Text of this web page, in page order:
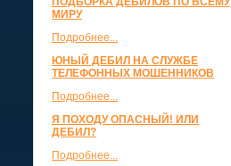
МИРУ
Подробнее...
ЮНЫЙ ДЕБИЛ НА СЛУЖБЕ
ТЕЛЕФОННЫХ МОШЕННИКОВ
Подробнее...
Я ПОХОДУ ОПАСНЫЙ! ИЛИ
ДЕБИЛ?
Подробнее...